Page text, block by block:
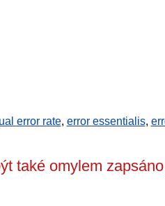
error rate, error essentialis,
také omylem